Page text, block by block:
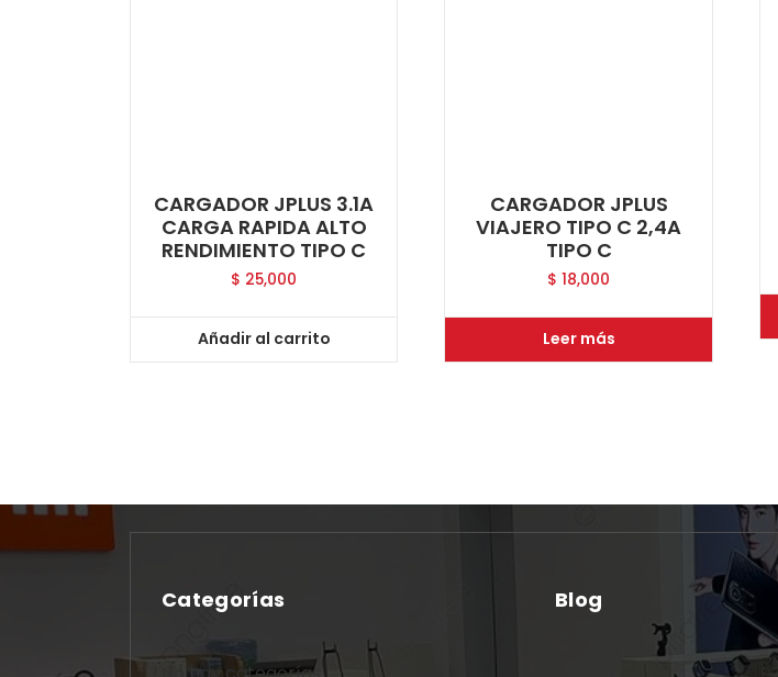
CARGADOR JPLUS 3.1A
CARGA RAPIDA ALTO
RENDIMIENTO TIPO C
$ 25,000
Añadir al carrito
CARGADOR JPLUS
VIAJERO TIPO C 2,4A
TIPO C
$ 18,000
Leer más
Categorías Blog